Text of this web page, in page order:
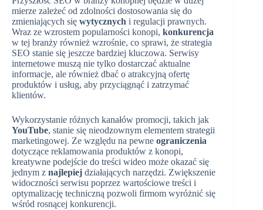
mierze zależeć od zdolności dostosowania się do
zmieniających się wytycznych i regulacji prawnych.
Wraz ze wzrostem popularności konopi, konkurencja
w tej branży również wzrośnie, co sprawi, że strategia
SEO stanie się jeszcze bardziej kluczowa. Serwisy
internetowe muszą nie tylko dostarczać aktualne
informacje, ale również dbać o atrakcyjną ofertę
produktów i usług, aby przyciągnąć i zatrzymać
klientów.
Wykorzystanie różnych kanałów promocji, takich jak
YouTube, stanie się nieodzownym elementem strategii
marketingowej. Ze względu na pewne ograniczenia
dotyczące reklamowania produktów z konopi,
kreatywne podejście do treści wideo może okazać się
jednym z najlepiej działających narzędzi. Zwiększenie
widoczności serwisu poprzez wartościowe treści i
optymalizację techniczną pozwoli firmom wyróżnić się
wśród rosnącej konkurencji.